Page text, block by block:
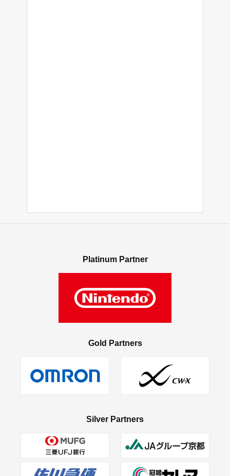
Platinum Partner
Gold Partners
Silver Partners